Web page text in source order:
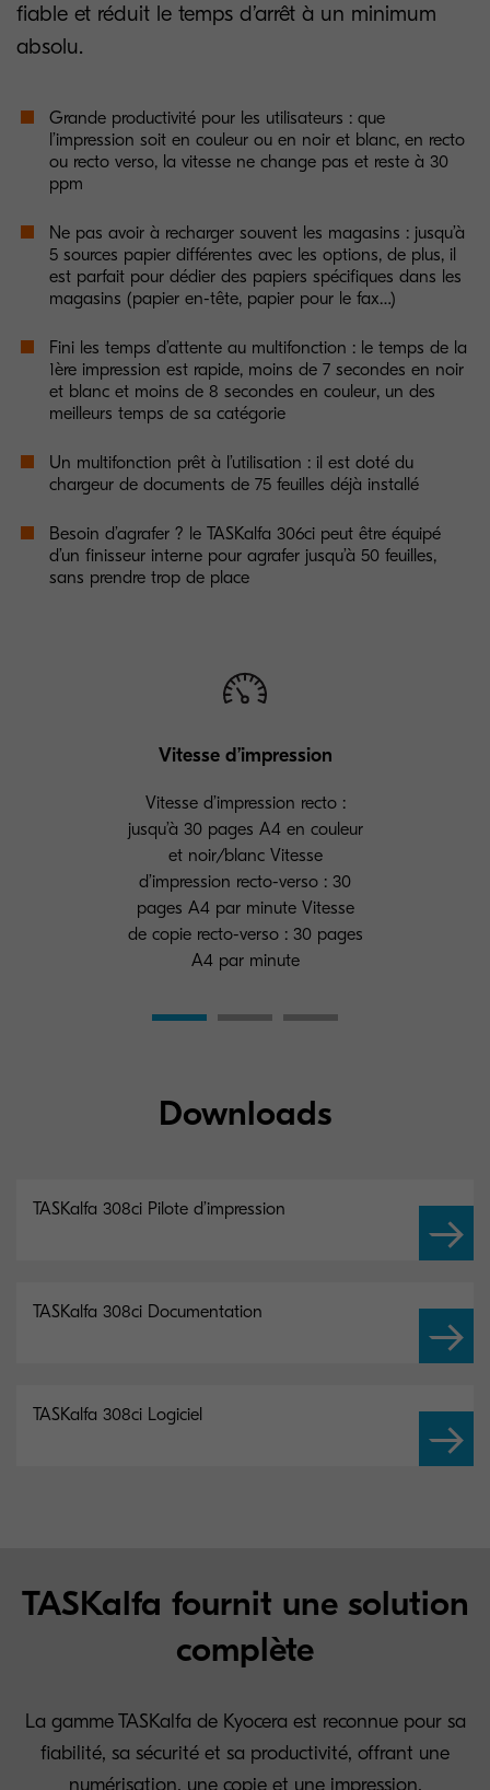
fiable et réduit le temps d’arrêt à un minimum
absolu.
Grande productivité pour les utilisateurs : que
l’impression soit en couleur ou en noir et blanc, en recto
ou recto verso, la vitesse ne change pas et reste à 30
ppm
Ne pas avoir à recharger souvent les magasins : jusqu’à
5 sources papier différentes avec les options, de plus, il
est parfait pour dédier des papiers spécifiques dans les
magasins (papier en-tête, papier pour le fax…)
Fini les temps d’attente au multifonction : le temps de la
1ère impression est rapide, moins de 7 secondes en noir
et blanc et moins de 8 secondes en couleur, un des
meilleurs temps de sa catégorie
Un multifonction prêt à l’utilisation : il est doté du
chargeur de documents de 75 feuilles déjà installé
Besoin d’agrafer ? le TASKalfa 306ci peut être équipé
d’un finisseur interne pour agrafer jusqu’à 50 feuilles,
sans prendre trop de place
Vitesse d’impression
Vitesse d’impression recto :
jusqu’à 30 pages A4 en couleur
et noir/blanc Vitesse
d’impression recto-verso : 30
pages A4 par minute Vitesse
de copie recto-verso : 30 pages
A4 par minute
Downloads
TASKalfa 308ci Pilote d’impression
TASKalfa 308ci Documentation
TASKalfa 308ci Logiciel
TASKalfa fournit une solution
complète
La gamme TASKalfa de Kyocera est reconnue pour sa
fiabilité, sa sécurité et sa productivité, offrant une
numérisation, une copie et une impression.